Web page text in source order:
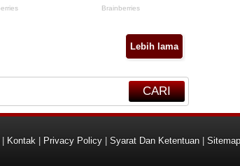
Lebih lama
CARI
Kontak Privacy Policy Syarat Dan Ketentuan Sitemap